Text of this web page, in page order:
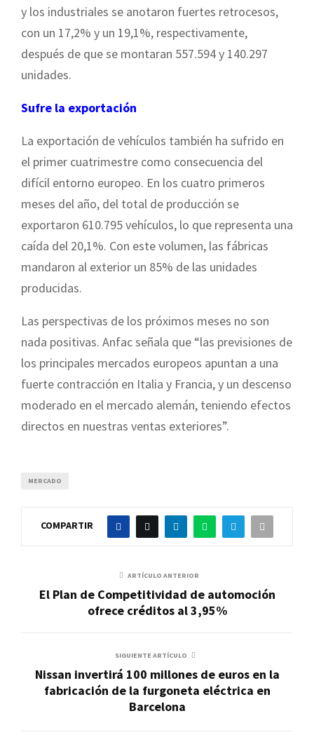
y los industriales se anotaron fuertes retrocesos,
con un 17,2% y un 19,1%, respectivamente,
después de que se montaran 557.594 y 140.297
unidades.
Sufre la exportación
La exportación de vehículos también ha sufrido en
el primer cuatrimestre como consecuencia del
difícil entorno europeo. En los cuatro primeros
meses del año, del total de producción se
exportaron 610.795 vehículos, lo que representa una
caída del 20,1%. Con este volumen, las fábricas
mandaron al exterior un 85% de las unidades
producidas.
Las perspectivas de los próximos meses no son
nada positivas. Anfac señala que “las previsiones de
los principales mercados europeos apuntan a una
fuerte contracción en Italia y Francia, y un descenso
moderado en el mercado alemán, teniendo efectos
directos en nuestras ventas exteriores”.
MERCADO
COMPARTIR
ARTÍCULO ANTERIOR
El Plan de Competitividad de automoción
ofrece créditos al 3,95%
SIGUIENTE ARTÍCULO
Nissan invertirá 100 millones de euros en la
fabricación de la furgoneta eléctrica en
Barcelona